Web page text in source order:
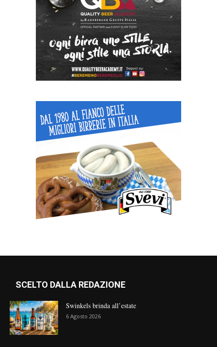
SCELTO DALLA REDAZIONE
Swinkels brinda all’estate
6 Agosto 2026